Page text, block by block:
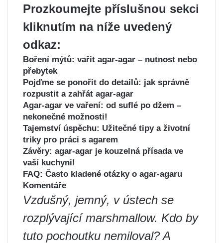
Prozkoumejte příslušnou sekci
kliknutím na níže uvedený
odkaz:
Boření mýtů: vařit agar-agar – nutnost nebo
přebytek
Pojďme se ponořit do detailů: jak správně
rozpustit a zahřát agar-agar
Agar-agar ve vaření: od suflé po džem –
nekonečné možnosti!
Tajemství úspěchu: Užitečné tipy a životní
triky pro práci s agarem
Závěry: agar-agar je kouzelná přísada ve
vaší kuchyni!
FAQ: Často kladené otázky o agar-agaru
Komentáře
Vzdušný, jemný, v ústech se
rozplývající marshmallow. Kdo by
tuto pochoutku nemiloval? A